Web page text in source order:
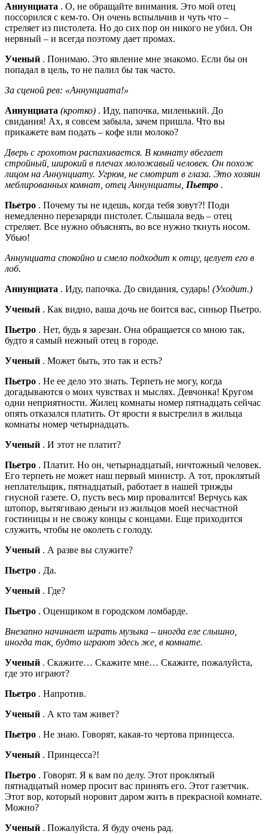
Аннунциата . О, не обращайте внимания. Это мой отец
поссорился с кем-то. Он очень вспыльчив и чуть что –
стреляет из пистолета. Но до сих пор он никого не убил. Он
нервный – и всегда поэтому дает промах.
Ученый . Понимаю. Это явление мне знакомо. Если бы он
попадал в цель, то не палил бы так часто.
За сценой рев: «Аннунциата!»
Аннунциата (кротко) . Иду, папочка, миленький. До
свидания! Ах, я совсем забыла, зачем пришла. Что вы
прикажете вам подать – кофе или молоко?
Дверь с грохотом распахивается. В комнату вбегает
стройный, широкий в плечах моложавый человек. Он похож
лицом на Аннунциату. Угрюм, не смотрит в глаза. Это хозяин
меблированных комнат, отец Аннунциаты, Пьетро .
Пьетро . Почему ты не идешь, когда тебя зовут?! Поди
немедленно перезаряди пистолет. Слышала ведь – отец
стреляет. Все нужно объяснять, во все нужно ткнуть носом.
Убью!
Аннунциата спокойно и смело подходит к отцу, целует его в
лоб.
Аннунциата . Иду, папочка. До свидания, сударь! (Уходит.)
Ученый . Как видно, ваша дочь не боится вас, синьор Пьетро.
Пьетро . Нет, будь я зарезан. Она обращается со мною так,
будто я самый нежный отец в городе.
Ученый . Может быть, это так и есть?
Пьетро . Не ее дело это знать. Терпеть не могу, когда
догадываются о моих чувствах и мыслях. Девчонка! Кругом
одни неприятности. Жилец комнаты номер пятнадцать сейчас
опять отказался платить. От ярости я выстрелил в жильца
комнаты номер четырнадцать.
Ученый . И этот не платит?
Пьетро . Платит. Но он, четырнадцатый, ничтожный человек.
Его терпеть не может наш первый министр. А тот, проклятый
неплательщик, пятнадцатый, работает в нашей трижды
гнусной газете. О, пусть весь мир провалится! Верчусь как
штопор, вытягиваю деньги из жильцов моей несчастной
гостиницы и не свожу концы с концами. Еще приходится
служить, чтобы не околеть с голоду.
Ученый . А разве вы служите?
Пьетро . Да.
Ученый . Где?
Пьетро . Оценщиком в городском ломбарде.
Внезапно начинает играть музыка – иногда еле слышно,
иногда так, будто играют здесь же, в комнате.
Ученый . Скажите… Скажите мне… Скажите, пожалуйста,
где это играют?
Пьетро . Напротив.
Ученый . А кто там живет?
Пьетро . Не знаю. Говорят, какая-то чертова принцесса.
Ученый . Принцесса?!
Пьетро . Говорят. Я к вам по делу. Этот проклятый
пятнадцатый номер просит вас принять его. Этот газетчик.
Этот вор, который норовит даром жить в прекрасной комнате.
Можно?
Ученый . Пожалуйста. Я буду очень рад.